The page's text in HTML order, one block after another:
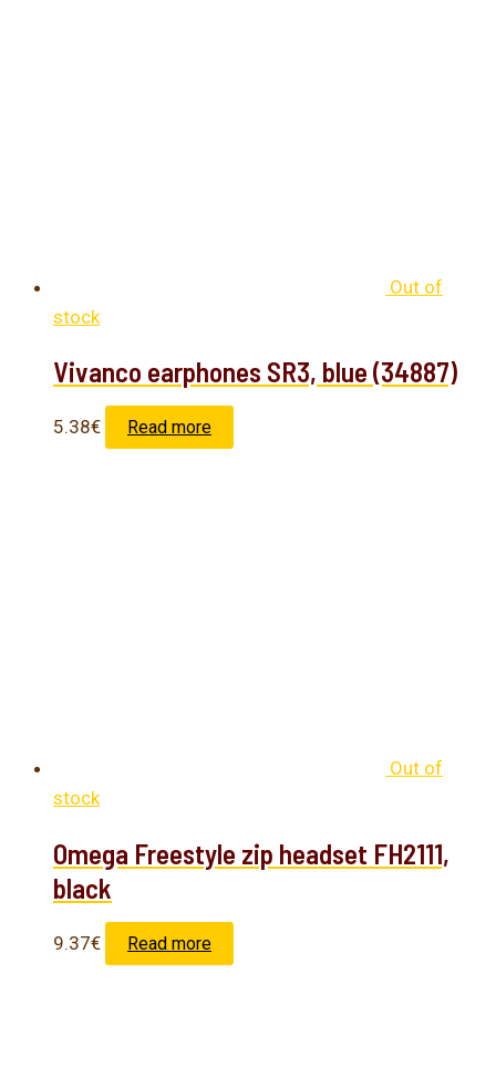
Out of
stock
Vivanco earphones SR3, blue (34887)
5.38€ Read more
Out of
stock
Omega Freestyle zip headset FH2111,
black
9.37€ Read more